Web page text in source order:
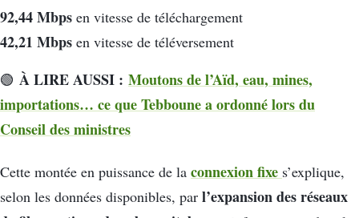
92,44 Mbps en vitesse de téléchargement
42,21 Mbps en vitesse de téléversement
🟢 À LIRE AUSSI : Moutons de l’Aïd, eau, mines,
importations… ce que Tebboune a ordonné lors du
Conseil des ministres
Cette montée en puissance de la connexion fixe s’explique,
selon les données disponibles, par l’expansion des réseaux